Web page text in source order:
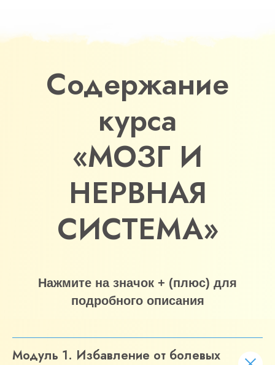
Содержание
курса
«МОЗГ И
НЕРВНАЯ
СИСТЕМА»
Нажмите на значок + (плюс) для
подробного описания
Модуль 1. Избавление от болевых
При оформлении заявки сегодня,
Вы получите бонусы, общей
22 000 рублей,
БЕСПЛАТНО